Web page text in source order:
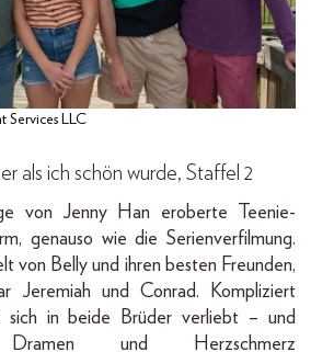
LLC
als ich schön wurde, Staffel 2
von Jenny Han eroberte Teenie-
genauso wie die Serienverfilmung.
von Belly und ihren besten Freunden,
Jeremiah und Conrad. Kompliziert
sich in beide Brüder verliebt – und
Dramen und Herzschmerz